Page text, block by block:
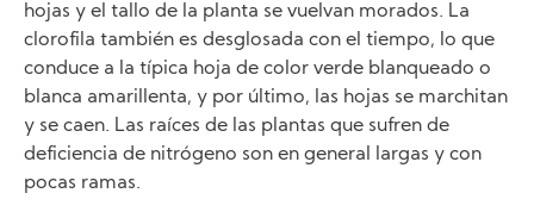
hojas y el tallo de la planta se vuelvan morados. La
clorofila también es desglosada con el tiempo, lo que
conduce a la típica hoja de color verde blanqueado o
blanca amarillenta, y por último, las hojas se marchitan
y se caen. Las raíces de las plantas que sufren de
deficiencia de nitrógeno son en general largas y con
pocas ramas.